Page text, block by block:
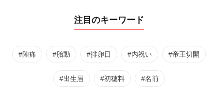
注目のキーワード
#陣痛 #胎動 #排卵日 #内祝い #帝王切開
#出生届 #初穂料 #名前